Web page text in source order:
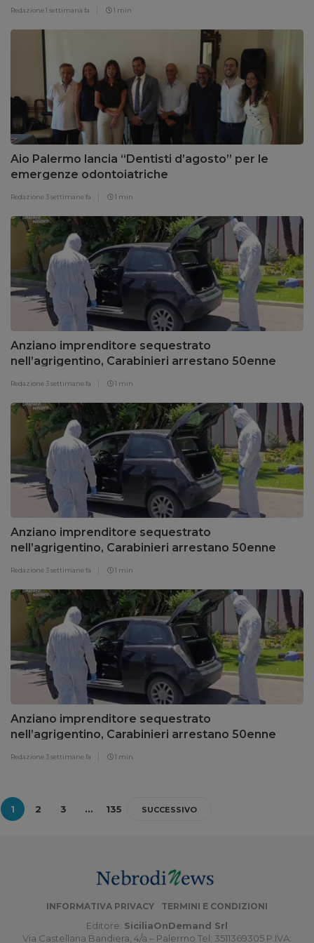
Redazione1 settimana fa 1 min
Aio Palermo lancia “Dentisti d’agosto” per le
emergenze odontoiatriche
Redazione 3 settimane fa 1 min
Anziano imprenditore sequestrato
nell’agrigentino, Carabinieri arrestano 50enne
Redazione 3 settimane fa 1 min
Anziano imprenditore sequestrato
nell’agrigentino, Carabinieri arrestano 50enne
Redazione 3 settimane fa 1 min
Anziano imprenditore sequestrato
nell’agrigentino, Carabinieri arrestano 50enne
Redazione 3 settimane fa 1 min
1 2 3 … 135 SUCCESSIVO
INFORMATIVA PRIVACY TERMINI E CONDIZIONI
Editore: SiciliaOnDemand Srl
Via Castellana Bandiera, 4/a – Palermo Tel: 3511369305 P.IVA: